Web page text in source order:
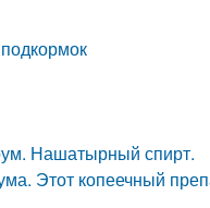
Нашатырный спирт.
Этот копеечный